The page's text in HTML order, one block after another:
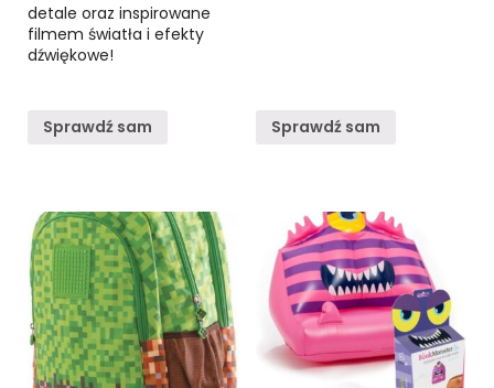
detale oraz inspirowane
filmem światła i efekty
dźwiękowe!
Sprawdź sam Sprawdź sam